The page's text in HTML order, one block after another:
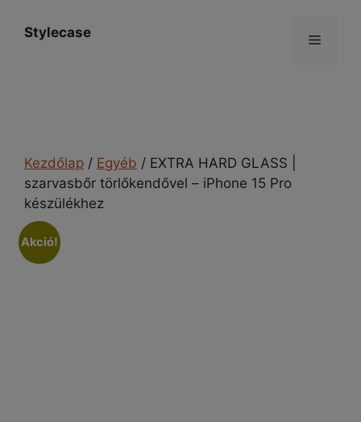
Stylecase Menü
Kezdőlap / Egyéb / EXTRA HARD GLASS |
szarvasbőr törlőkendővel – iPhone 15 Pro
készülékhez
Akció!